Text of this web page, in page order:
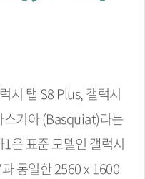
시 탭 S8 Plus, 갤럭시
스키아 (Basquiat)라는
은 표준 모델인 갤럭시
동일한 2560 x 1600